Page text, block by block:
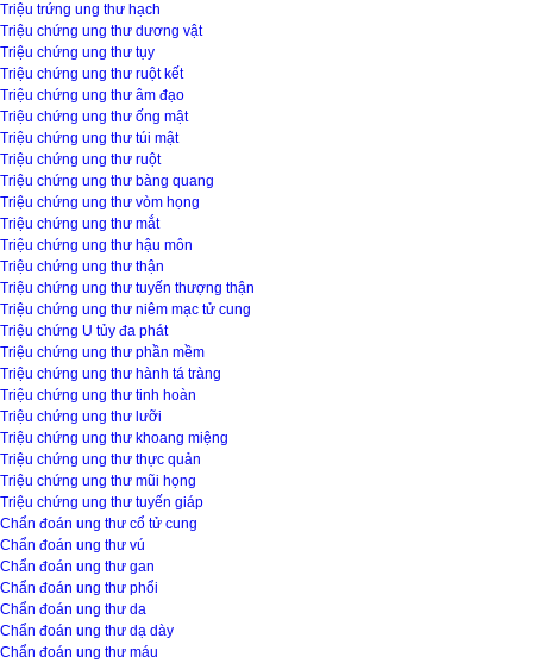
Triệu trứng ung thư hạch
Triệu chứng ung thư dương vật
Triệu chứng ung thư tụy
Triệu chứng ung thư ruột kết
Triệu chứng ung thư âm đạo
Triệu chứng ung thư ống mật
Triệu chứng ung thư túi mật
Triệu chứng ung thư ruột
Triệu chứng ung thư bàng quang
Triệu chứng ung thư vòm họng
Triệu chứng ung thư mắt
Triệu chứng ung thư hậu môn
Triệu chứng ung thư thận
Triệu chứng ung thư tuyến thượng thận
Triệu chứng ung thư niêm mạc tử cung
Triệu chứng U tủy đa phát
Triệu chứng ung thư phần mềm
Triệu chứng ung thư hành tá tràng
Triệu chứng ung thư tinh hoàn
Triệu chứng ung thư lưỡi
Triệu chứng ung thư khoang miệng
Triệu chứng ung thư thực quản
Triệu chứng ung thư mũi họng
Triệu chứng ung thư tuyến giáp
Chẩn đoán ung thư cổ tử cung
Chẩn đoán ung thư vú
Chẩn đoán ung thư gan
Chẩn đoán ung thư phổi
Chẩn đoán ung thư da
Chẩn đoán ung thư dạ dày
Chẩn đoán ung thư máu